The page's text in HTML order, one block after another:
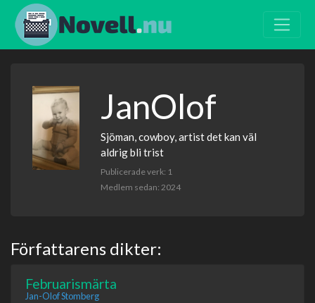
JanOlof
Sjöman, cowboy, artist det kan väl
aldrig bli trist
Publicerade verk: 1
Medlem sedan: 2024
Författarens dikter:
Februarismärta
Jan-Olof Stomberg